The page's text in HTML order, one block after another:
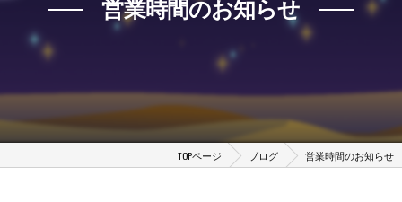
営業時間のお知らせ
TOPページ ブログ 営業時間のお知らせ